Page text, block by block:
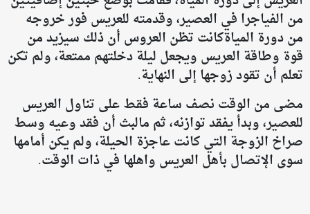
من الفياجرا في العصير، وقدمته للعريس فور خروجه
من دورة المياةكانت تظن العروس أن ذلك سيزيد من
قوة وطاقة العريس ويجعل ليلة دخلتهم ممتعة، ولم تكن
تعلم أن تقود زوجها إلى النهاية.
مضى من الوقت نصف ساعة فقط على تناول العريس
للعصير، وبدأ يفقد توازنه، ثم مالبث أن فقد وعيه وسط
صراخ الزوجة التي كانت عاجزة الحيلة، ولم يكن أمامها
سوى الإتصال بأهل العريس واهلها في ذات الوقت.